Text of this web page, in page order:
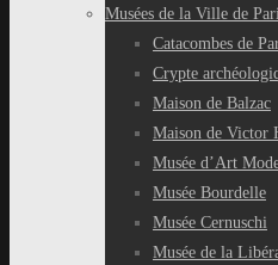
Musées de la Ville de
Catacombes de
Crypte
Maison de Balzac
Maison de Victor
Musée d’Art
Musée Bourdelle
Musée Cernuschi
Musée de la